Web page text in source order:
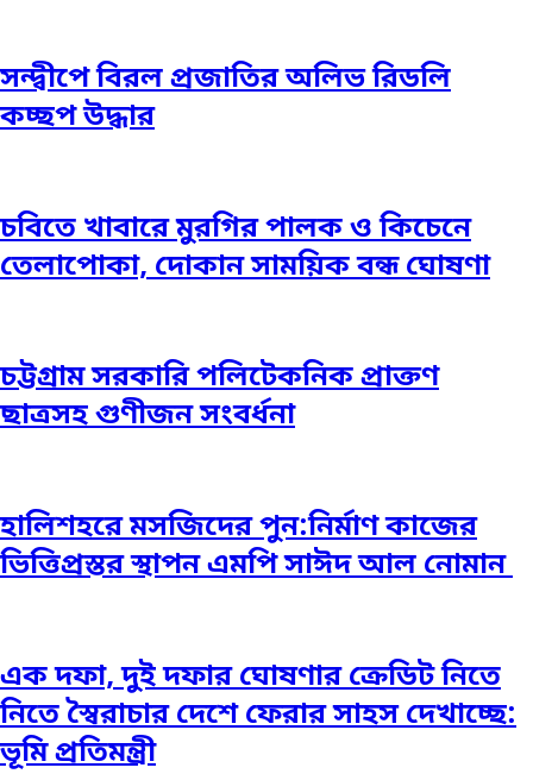
সন্দ্বীপে বিরল প্রজাতির অলিভ রিডলি
কচ্ছপ উদ্ধার
চবিতে খাবারে মুরগির পালক ও কিচেনে
তেলাপোকা, দোকান সাময়িক বন্ধ ঘোষণা
চট্টগ্রাম সরকারি পলিটেকনিক প্রাক্তণ
ছাত্রসহ গুণীজন সংবর্ধনা
হালিশহরে মসজিদের পুন:নির্মাণ কাজের
ভিত্তিপ্রস্তর স্থাপন এমপি সাঈদ আল নোমান ‎
এক দফা, দুই দফার ঘোষণার ক্রেডিট নিতে
নিতে স্বৈরাচার দেশে ফেরার সাহস দেখাচ্ছে:
ভূমি প্রতিমন্ত্রী